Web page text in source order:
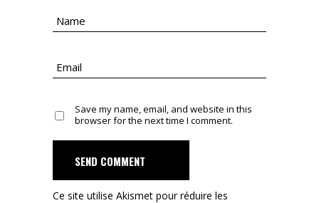
Save my name, email, and website in this
browser for the next time I comment.
SEND COMMENT
Ce site utilise Akismet pour réduire les